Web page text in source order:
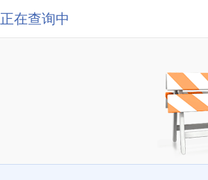
正在查询中